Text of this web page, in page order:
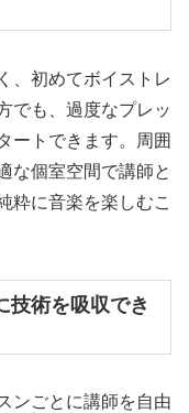
、初めてボイストレ
でも、過度なプレッ
ートできます。周囲
な個室空間で講師と
粋に音楽を楽しむこ
技術を吸収でき
ンごとに講師を自由